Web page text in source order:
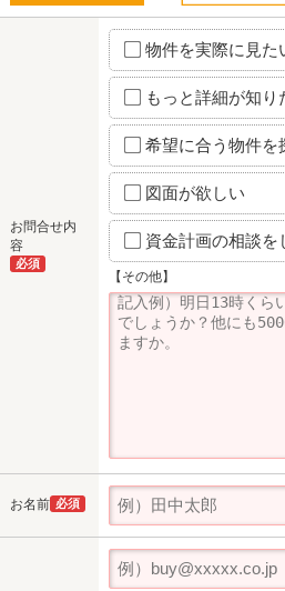
お問合せ内
容
必須
物件を実際に見た
もっと詳細が知り
希望に合う物件を
図面が欲しい
資金計画の相談を
【その他】
お名前 必須